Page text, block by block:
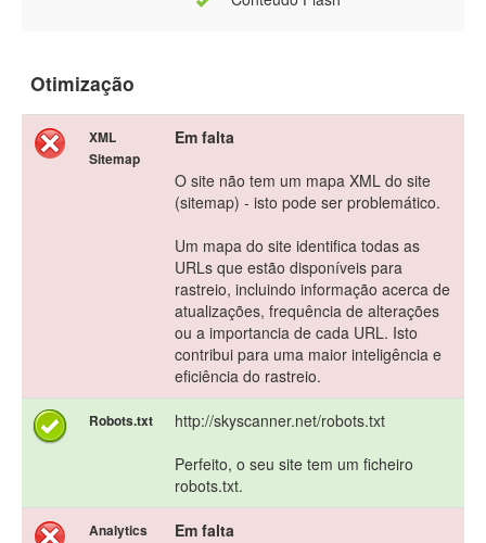
Otimização
XML
Sitemap
Em falta
O site não tem um mapa XML do site
(sitemap) - isto pode ser problemático.
Um mapa do site identifica todas as
URLs que estão disponíveis para
rastreio, incluindo informação acerca de
atualizações, frequência de alterações
ou a importancia de cada URL. Isto
contribui para uma maior inteligência e
eficiência do rastreio.
Robots.txt
http://skyscanner.net/robots.txt
Perfeito, o seu site tem um ficheiro
robots.txt.
Analytics
Em falta